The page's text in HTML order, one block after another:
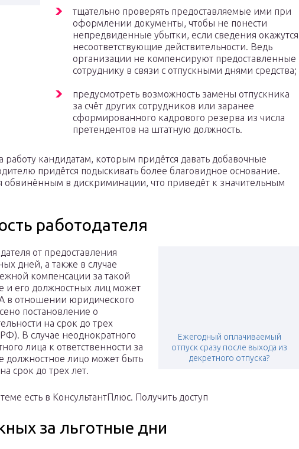
тщательно проверять предоставляемые ими при
оформлении документы, чтобы не понести
непредвиденные убытки, если сведения окажутся
несоответствующие действительности. Ведь
организации не компенсируют предоставленные
сотруднику в связи с отпускными днями средства;
предусмотреть возможность замены отпускника
за счёт других сотрудников или заранее
сформированного кадрового резерва из числа
претендентов на штатную должность.
кандидатам, которым придётся давать добавочные
придётся подыскивать более благовидное основание.
обвинённым в дискриминации, что приведёт к значительным
работодателя
Ежегодный оплачиваемый
отпуск сразу после выхода из
декретного отпуска?
от предоставления
дней, а также в случае
компенсации за такой
и его должностных лиц может
в отношении юридического
постановление о
на срок до трех
В случае неоднократного
лица к ответственности за
должностное лицо может быть
срок до трех лет.
есть в КонсультантПлюс. Получить доступ
за льготные дни